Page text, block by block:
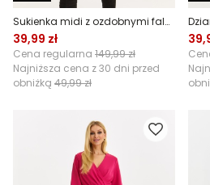
Sukienka midi z ozdobnymi falbanami
39,99 zł
Cena regularna 149,99 zł
Najniższa cena z 30 dni przed
obniżką 49,99 zł